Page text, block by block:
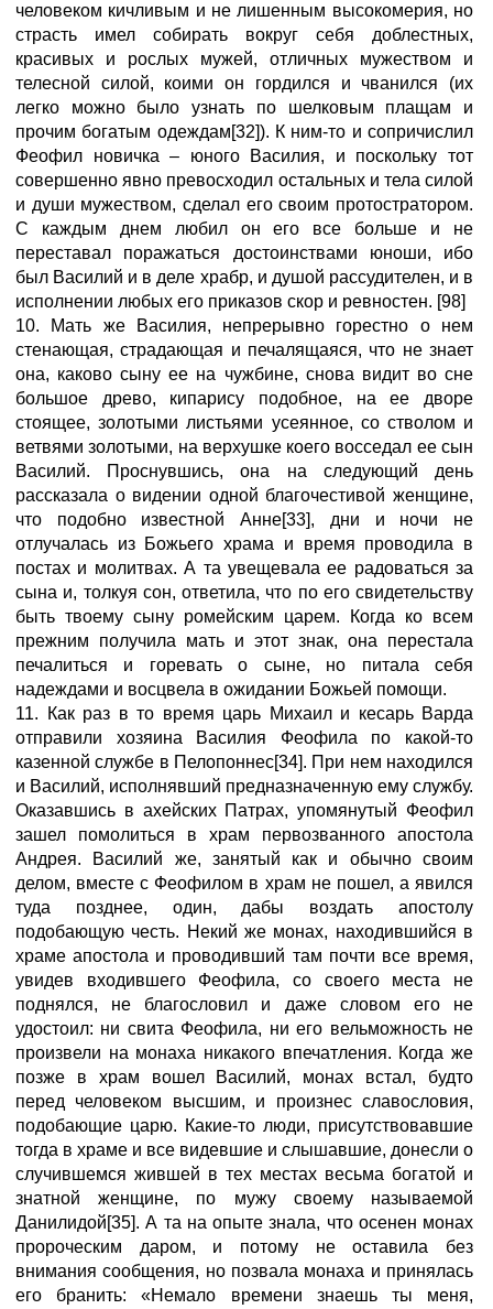
человеком кичливым и не лишенным высокомерия, но
страсть имел собирать вокруг себя доблестных,
красивых и рослых мужей, отличных мужеством и
телесной силой, коими он гордился и чванился (их
легко можно было узнать по шелковым плащам и
прочим богатым одеждам[32]). К ним-то и сопричислил
Феофил новичка – юного Василия, и поскольку тот
совершенно явно превосходил остальных и тела силой
и души мужеством, сделал его своим протостратором.
С каждым днем любил он его все больше и не
переставал поражаться достоинствами юноши, ибо
был Василий и в деле храбр, и душой рассудителен, и в
исполнении любых его приказов скор и ревностен. [98]
10. Мать же Василия, непрерывно горестно о нем
стенающая, страдающая и печалящаяся, что не знает
она, каково сыну ее на чужбине, снова видит во сне
большое древо, кипарису подобное, на ее дворе
стоящее, золотыми листьями усеянное, со стволом и
ветвями золотыми, на верхушке коего восседал ее сын
Василий. Проснувшись, она на следующий день
рассказала о видении одной благочестивой женщине,
что подобно известной Анне[33], дни и ночи не
отлучалась из Божьего храма и время проводила в
постах и молитвах. А та увещевала ее радоваться за
сына и, толкуя сон, ответила, что по его свидетельству
быть твоему сыну ромейским царем. Когда ко всем
прежним получила мать и этот знак, она перестала
печалиться и горевать о сыне, но питала себя
надеждами и восцвела в ожидании Божьей помощи.
11. Как раз в то время царь Михаил и кесарь Варда
отправили хозяина Василия Феофила по какой-то
казенной службе в Пелопоннес[34]. При нем находился
и Василий, исполнявший предназначенную ему службу.
Оказавшись в ахейских Патрах, упомянутый Феофил
зашел помолиться в храм первозванного апостола
Андрея. Василий же, занятый как и обычно своим
делом, вместе с Феофилом в храм не пошел, а явился
туда позднее, один, дабы воздать апостолу
подобающую честь. Некий же монах, находившийся в
храме апостола и проводивший там почти все время,
увидев входившего Феофила, со своего места не
поднялся, не благословил и даже словом его не
удостоил: ни свита Феофила, ни его вельможность не
произвели на монаха никакого впечатления. Когда же
позже в храм вошел Василий, монах встал, будто
перед человеком высшим, и произнес славословия,
подобающие царю. Какие-то люди, присутствовавшие
тогда в храме и все видевшие и слышавшие, донесли о
случившемся жившей в тех местах весьма богатой и
знатной женщине, по мужу своему называемой
Данилидой[35]. А та на опыте знала, что осенен монах
пророческим даром, и потому не оставила без
внимания сообщения, но позвала монаха и принялась
его бранить: «Немало времени знаешь ты меня,